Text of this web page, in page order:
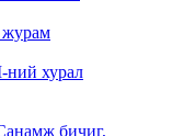
хурал
бичиг,